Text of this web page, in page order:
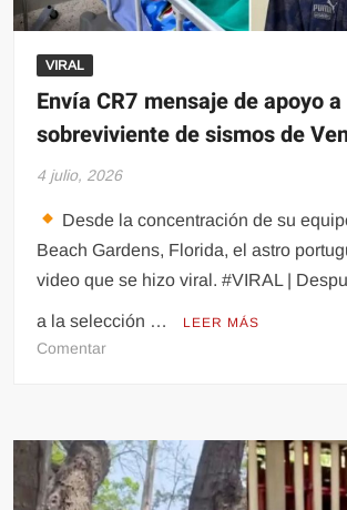
VIRAL
Envía CR7 mensaje de apoyo
sobreviviente de sismos de
4 julio, 2026
Desde la concentración de su
Beach Gardens, Florida, el astro
video que se hizo viral. #VIRAL |
a la selección … LEER MÁS
Comentaren
de
apoyo
a